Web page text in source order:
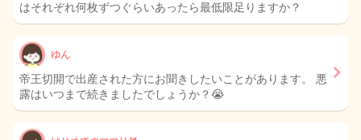
はそれぞれ何枚ずつぐらいあったら最低限足りますか？
ゆん
帝王切開で出産された方にお聞きしたいことがあります。 悪
露はいつまで続きましたでしょうか？😭